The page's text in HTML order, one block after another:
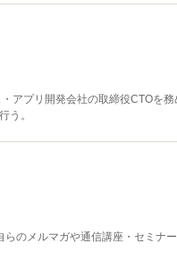
アプリ開発会社の取締役CTOを
う。
のメルマガや通信講座・セミナ